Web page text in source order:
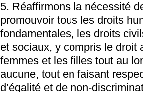
5. Réaffirmons la nécessité
promouvoir tous les droits
fondamentales, les droits
et sociaux, y compris le droit
femmes et les filles tout au
aucune, tout en faisant
d’égalité et de non-